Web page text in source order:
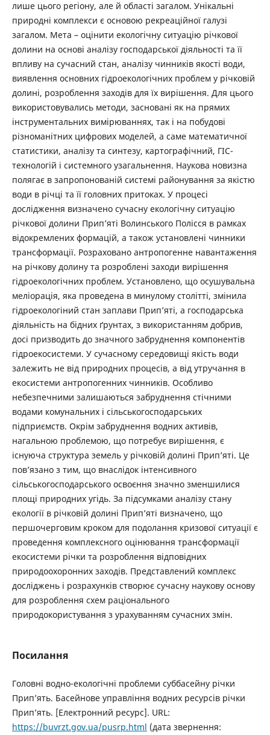
лише цього регіону, але й області загалом. Унікальні
природні комплекси є основою рекреаційної галузі
загалом. Мета – оцінити екологічну ситуацію річкової
долини на основі аналізу господарської діяльності та її
впливу на сучасний стан, аналізу чинників якості води,
виявлення основних гідроекологічних проблем у річковій
долині, розроблення заходів для їх вирішення. Для цього
використовувались методи, засновані як на прямих
інструментальних вимірюваннях, так і на побудові
різноманітних цифрових моделей, а саме математичної
статистики, аналізу та синтезу, картографічний, ГІС-
технологій і системного узагальнення. Наукова новизна
полягає в запропонованій системі районування за якістю
води в річці та її головних притоках. У процесі
дослідження визначено сучасну екологічну ситуацію
річкової долини Прип’яті Волинського Полісся в рамках
відокремлених формацій, а також установлені чинники
трансформації. Розраховано антропогенне навантаження
на річкову долину та розроблені заходи вирішення
гідроекологічних проблем. Установлено, що осушувальна
меліорація, яка проведена в минулому столітті, змінила
гідроекологіний стан заплави Прип’яті, а господарська
діяльність на бідних ґрунтах, з використанням добрив,
досі призводить до значного забруднення компонентів
гідроекосистеми. У сучасному середовищі якість води
залежить не від природних процесів, а від утручання в
екосистеми антропогенних чинників. Особливо
небезпечними залишаються забруднення стічними
водами комунальних і сільськогосподарських
підприємств. Окрім забруднення водних активів,
нагальною проблемою, що потребує вирішення, є
існуюча структура земель у річковій долині Прип’яті. Це
пов’язано з тим, що внаслідок інтенсивного
сільськогосподарського освоєння значно зменшилися
площі природних угідь. За підсумками аналізу стану
екології в річковій долині Прип’яті визначено, що
першочерговим кроком для подолання кризової ситуації є
проведення комплексного оцінювання трансформації
екосистеми річки та розроблення відповідних
природоохоронних заходів. Представлений комплекс
досліджень і розрахунків створює сучасну наукову основу
для розроблення схем раціонального
природокористування з урахуванням сучасних змін.
Посилання
Головні водно-екологічні проблеми суббасейну річки
Прип’ять. Басейнове управління водних ресурсів річки
Прип’ять. [Електронний ресурс]. URL:
https://buvrzt.gov.ua/pusrp.html (дата звернення: